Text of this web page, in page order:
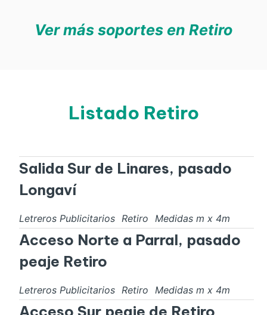
Ver más soportes en Retiro
Listado Retiro
Salida Sur de Linares, pasado
Longaví
Letreros Publicitarios Retiro Medidas m x 4m
Acceso Norte a Parral, pasado
peaje Retiro
Letreros Publicitarios Retiro Medidas m x 4m